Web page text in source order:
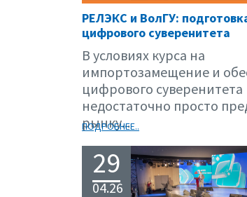
РЕЛЭКС и ВолГУ:
цифрового суверенитета
В условиях курса на
импортозамещение и
цифрового суверенитета
недостаточно просто
рынку...
ПОДРОБНЕЕ..
29
04.26